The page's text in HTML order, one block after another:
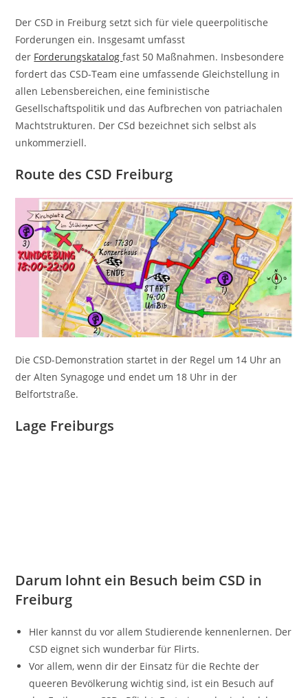
Der CSD in Freiburg setzt sich für viele queerpolitische
Forderungen ein. Insgesamt umfasst
der Forderungskatalogfast 50 Maßnahmen. Insbesondere
fordert das CSD-Team eine umfassende Gleichstellung in
allen Lebensbereichen, eine feministische
Gesellschaftspolitik und das Aufbrechen von patriachalen
Machtstrukturen. Der CSd bezeichnet sich selbst als
unkommerziell.
Route des CSD Freiburg
Die CSD-Demonstration startet in der Regel um 14 Uhr an
der Alten Synagoge und endet um 18 Uhr in der
Belfortstraße.
Lage Freiburgs
Darum lohnt ein Besuch beim CSD in
Freiburg
HIer kannst du vor allem Studierende kennenlernen. Der
CSD eignet sich wunderbar für Flirts.
Vor allem, wenn dir der Einsatz für die Rechte der
queeren Bevölkerung wichtig sind, ist ein Besuch auf